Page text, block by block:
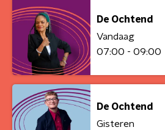
De Ochtend
Vandaag
07:00 - 09:00
De Ochtend
Gisteren